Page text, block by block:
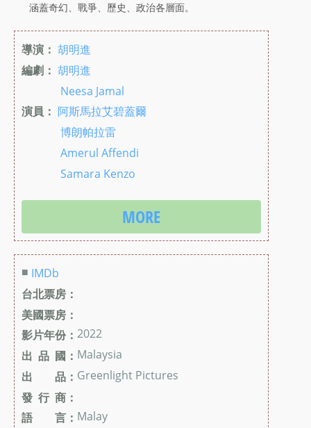
涵蓋奇幻、戰爭、歷史、政治各層面。
導演： 胡明進
編劇： 胡明進
Neesa Jamal
演員： 阿斯馬拉艾碧蓋爾
博朗帕拉雷
Amerul Affendi
Samara Kenzo
MORE
■ IMDb
台北票房：
美國票房：
影片年份： 2022
出 品 國： Malaysia
出 品： Greenlight Pictures
發 行 商：
語 言： Malay